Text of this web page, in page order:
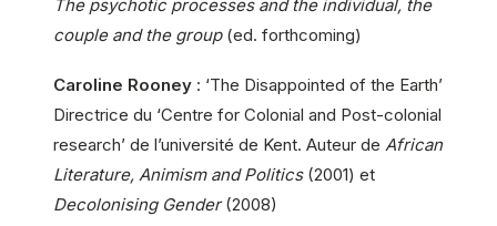
The psychotic processes and the individual, the
couple and the group(ed. forthcoming)
Caroline Rooney : ‘The Disappointed of the Earth’
Directrice du ‘Centre for Colonial and Post-colonial
research’ de l’université de Kent. Auteur de African
Literature, Animism and Politics(2001) et
Decolonising Gender(2008)